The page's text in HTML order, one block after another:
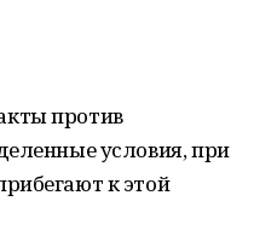
против
условия, при
к этой